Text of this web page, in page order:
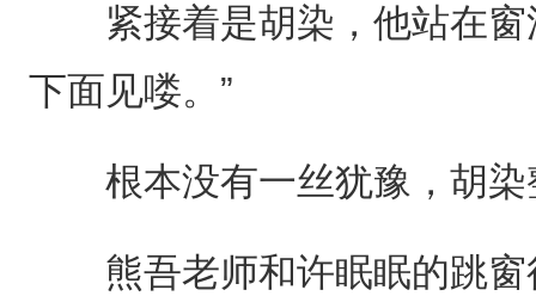
紧接着是胡染，他站在窗
下面见喽。”
根本没有一丝犹豫，胡染
熊吾老师和许眠眠的跳窗